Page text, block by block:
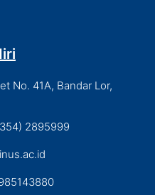
No. 41A, Bandar Lor,
2895999